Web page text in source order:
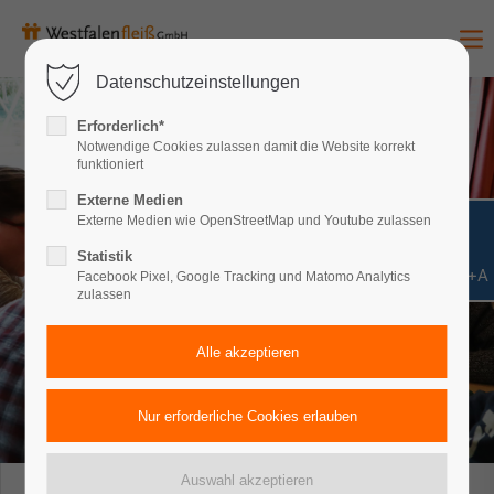
Datenschutzeinstellungen
Erforderlich*
Notwendige Cookies zulassen damit die Website korrekt
funktioniert
Externe Medien
Externe Medien wie OpenStreetMap und Youtube zulassen
Statistik
Facebook Pixel, Google Tracking und Matomo Analytics
zulassen
Shift+Alt+A